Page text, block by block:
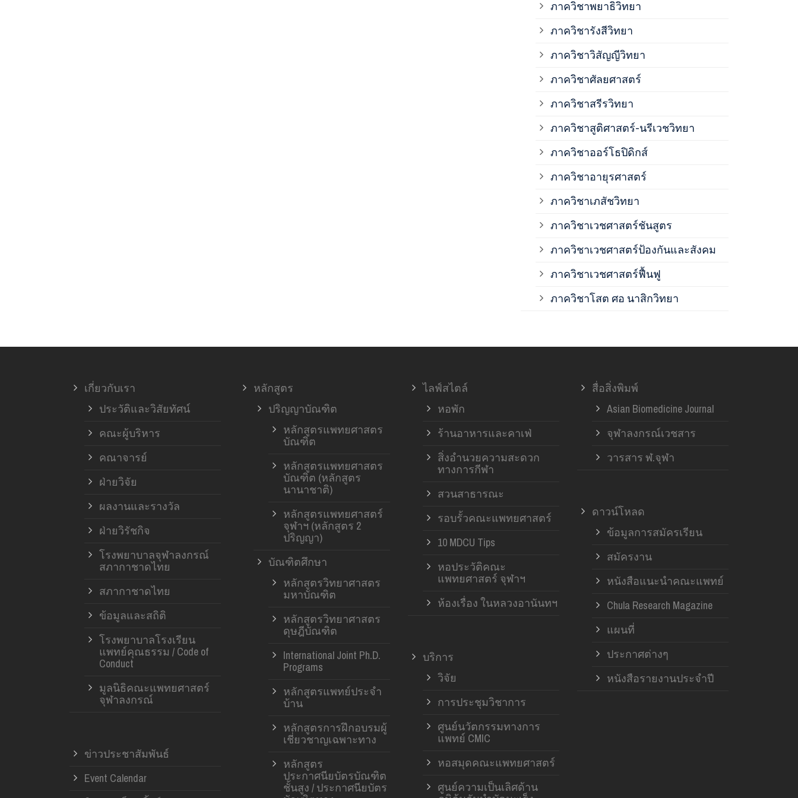
ภาควิชาพยาธิวิทยา
ภาควิชารังสีวิทยา
ภาควิชาวิสัญญีวิทยา
ภาควิชาศัลยศาสตร์
ภาควิชาสรีรวิทยา
ภาควิชาสูติศาสตร์-นรีเวชวิทยา
ภาควิชาออร์โธปิดิกส์
ภาควิชาอายุรศาสตร์
ภาควิชาเภสัชวิทยา
ภาควิชาเวชศาสตร์ชันสูตร
ภาควิชาเวชศาสตร์ป้องกันและสังคม
ภาควิชาเวชศาสตร์ฟื้นฟู
ภาควิชาโสต ศอ นาสิกวิทยา
เกี่ยวกับเรา
ประวัติและวิสัยทัศน์
คณะผู้บริหาร
คณาจารย์
ฝ่ายวิจัย
ผลงานและรางวัล
ฝ่ายวิรัชกิจ
โรงพยาบาลจุฬาลงกรณ์
สภากาชาดไทย
สภากาชาดไทย
ข้อมูลและสถิติ
โรงพยาบาลโรงเรียน
แพทย์คุณธรรม / Code of
Conduct
มูลนิธิคณะแพทยศาสตร์
จุฬาลงกรณ์
ข่าวประชาสัมพันธ์
Event Calendar
หลักสูตร
ปริญญาบัณฑิต
หลักสูตรแพทยศาสตร
บัณฑิต
หลักสูตรแพทยศาสตร
บัณฑิต (หลักสูตร
นานาชาติ)
หลักสูตรแพทยศาสตร์
จุฬาฯ (หลักสูตร 2
ปริญญา)
บัณฑิตศึกษา
หลักสูตรวิทยาศาสตร
มหาบัณฑิต
หลักสูตรวิทยาศาสตร
ดุษฎีบัณฑิต
International Joint Ph.D.
Programs
หลักสูตรแพทย์ประจำ
บ้าน
หลักสูตรการฝึกอบรมผู้
เชี่ยวชาญเฉพาะทาง
หลักสูตร
ประกาศนียบัตรบัณฑิต
ชั้นสูง / ประกาศนียบัตร
ไลฟ์สไตล์
หอพัก
ร้านอาหารและคาเฟ่
สิ่งอำนวยความสะดวก
ทางการกีฬา
สวนสาธารณะ
รอบรั้วคณะแพทยศาสตร์
10 MDCU Tips
หอประวัติคณะ
แพทยศาสตร์ จุฬาฯ
ห้องเรื่อง ในหลวงอานันทฯ
บริการ
วิจัย
การประชุมวิชาการ
ศูนย์นวัตกรรมทางการ
แพทย์ CMIC
หอสมุดคณะแพทยศาสตร์
ศูนย์ความเป็นเลิศด้าน
สื่อสิ่งพิมพ์
Asian Biomedicine Journal
จุฬาลงกรณ์เวชสาร
วารสาร ฬ.จุฬา
ดาวน์โหลด
ข้อมูลการสมัครเรียน
สมัครงาน
หนังสือแนะนำคณะแพทย์
Chula Research Magazine
แผนที่
ประกาศต่างๆ
หนังสือรายงานประจำปี